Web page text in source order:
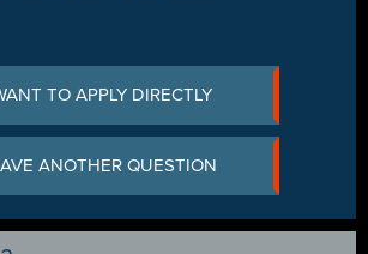
TO APPLY DIRECTLY
ANOTHER QUESTION